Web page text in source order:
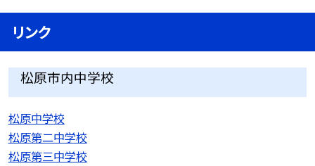
リンク
松原市内中学校
松原中学校
松原第二中学校
松原第三中学校